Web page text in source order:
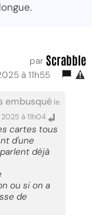
par Scrabble
à 11h55
embusqué le
à 11h04
cartes tous
d'une
déjà
ou si on a
de